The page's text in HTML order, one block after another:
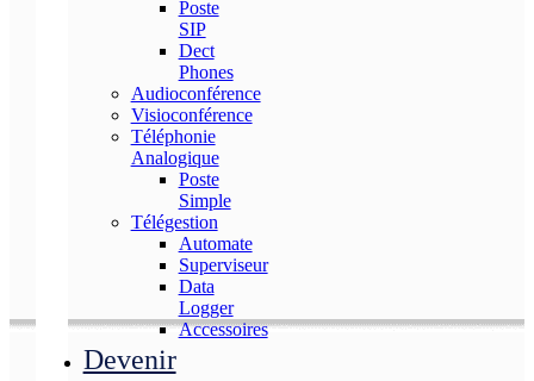
Poste
SIP
Dect
Phones
Audioconférence
Visioconférence
Téléphonie
Analogique
Poste
Simple
Télégestion
Automate
Superviseur
Data
Logger
Accessoires
Devenir